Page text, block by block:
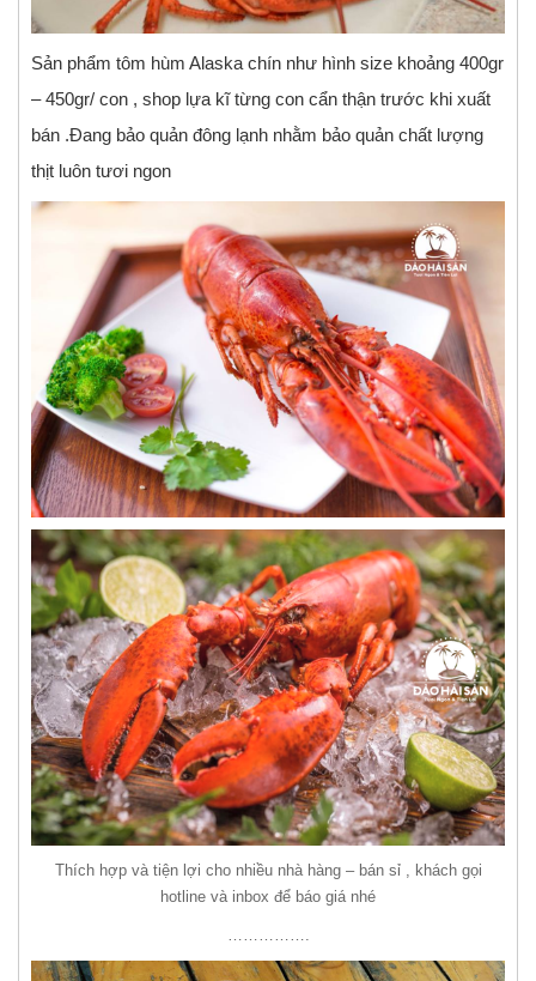
Sản phẩm tôm hùm Alaska chín như hình size khoảng 400gr
– 450gr/ con , shop lựa kĩ từng con cẩn thận trước khi xuất
bán .Đang bảo quản đông lạnh nhằm bảo quản chất lượng
thịt luôn tươi ngon
Thích hợp và tiện lợi cho nhiều nhà hàng – bán sỉ , khách gọi
hotline và inbox để báo giá nhé
…………….